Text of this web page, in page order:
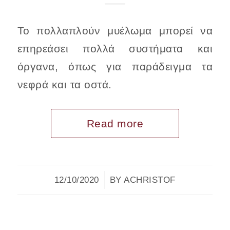
Το πολλαπλούν μυέλωμα μπορεί να
επηρεάσει πολλά συστήματα και
όργανα, όπως για παράδειγμα τα
νεφρά και τα οστά.
Read more
12/10/2020
/ BYACHRISTOF